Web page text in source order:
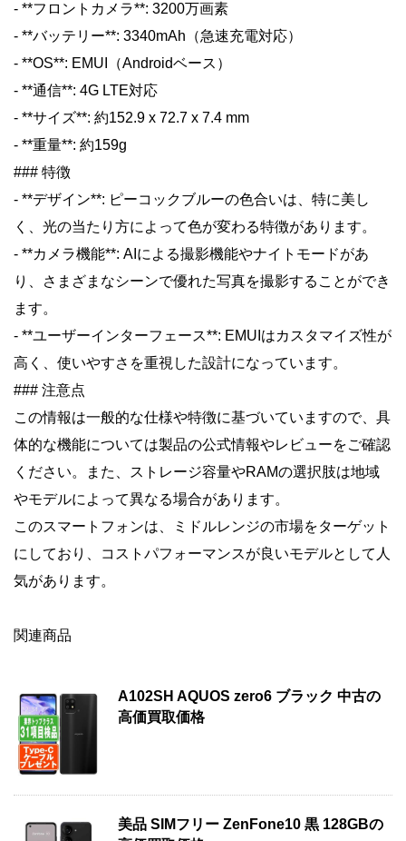
- **フロントカメラ**: 3200万画素
- **バッテリー**: 3340mAh（急速充電対応）
- **OS**: EMUI（Androidベース）
- **通信**: 4G LTE対応
- **サイズ**: 約152.9 x 72.7 x 7.4 mm
- **重量**: 約159g
### 特徴
- **デザイン**: ピーコックブルーの色合いは、特に美し
く、光の当たり方によって色が変わる特徴があります。
- **カメラ機能**: AIによる撮影機能やナイトモードがあ
り、さまざまなシーンで優れた写真を撮影することができ
ます。
- **ユーザーインターフェース**: EMUIはカスタマイズ性が
高く、使いやすさを重視した設計になっています。
### 注意点
この情報は一般的な仕様や特徴に基づいていますので、具
体的な機能については製品の公式情報やレビューをご確認
ください。また、ストレージ容量やRAMの選択肢は地域
やモデルによって異なる場合があります。
このスマートフォンは、ミドルレンジの市場をターゲット
にしており、コストパフォーマンスが良いモデルとして人
気があります。
関連商品
A102SH AQUOS zero6 ブラック 中古の
高価買取価格
美品 SIMフリー ZenFone10 黒 128GBの